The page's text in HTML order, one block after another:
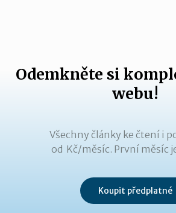
Odemkněte si
webu!
Všechny články ke čtení i
od Kč/měsíc. První měsíc
Koupit předplatné